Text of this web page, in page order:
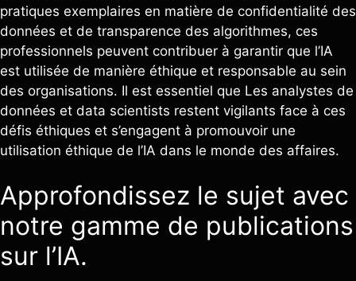
pratiques exemplaires en matière de confidentialité des
données et de transparence des algorithmes, ces
professionnels peuvent contribuer à garantir que l’IA
est utilisée de manière éthique et responsable au sein
des organisations. Il est essentiel que Les analystes de
données et data scientists restent vigilants face à ces
défis éthiques et s’engagent à promouvoir une
utilisation éthique de l’IA dans le monde des affaires.
Approfondissez le sujet avec
notre gamme de publications
sur l’IA.